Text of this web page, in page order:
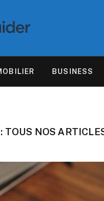
BUSINESS
: TOUS NOS